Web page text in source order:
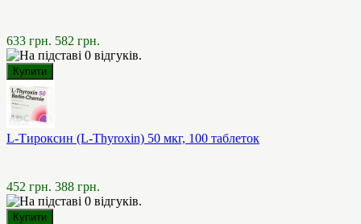
633 грн. 582 грн.
L-Тироксин (L-Thyroxin) 50 мкг, 100 таблеток
452 грн. 388 грн.